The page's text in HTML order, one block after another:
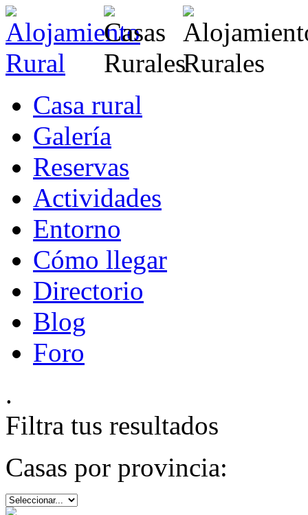
Casa rural
Galería
Reservas
Actividades
Entorno
Cómo llegar
Directorio
Blog
Foro
.
Filtra tus resultados
Casas por provincia: